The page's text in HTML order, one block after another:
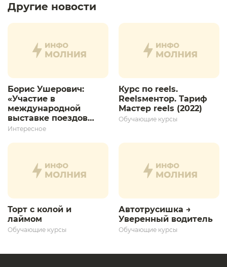
Другие новости
Борис Ушерович:
«Участие в
международной
выставке поездов
дает толчок для
развития»
Интересное
Курс по reels.
Reelsментор. Тариф
Мастер reels (2022)
Обучающие курсы
Торт с колой и
лаймом
Обучающие курсы
Автотрусишка →
Уверенный водитель​
Обучающие курсы